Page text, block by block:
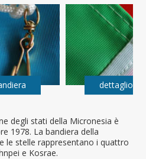
degli stati della Micronesia è
1978. La bandiera della
le stelle rappresentano i quattro
e Kosrae.
dettaglio